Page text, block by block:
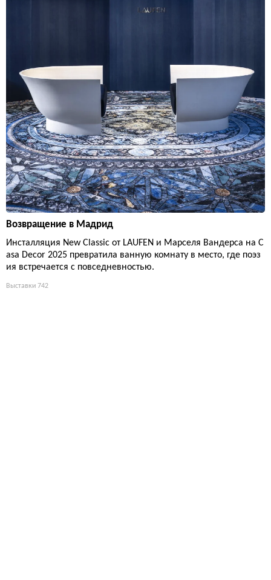
Возвращение в Мадрид
Инсталляция New Classic от LAUFEN и Марселя Вандерса на C
asa Decor 2025 превратила ванную комнату в место, где поэз
ия встречается с повседневностью.
Выставки 742